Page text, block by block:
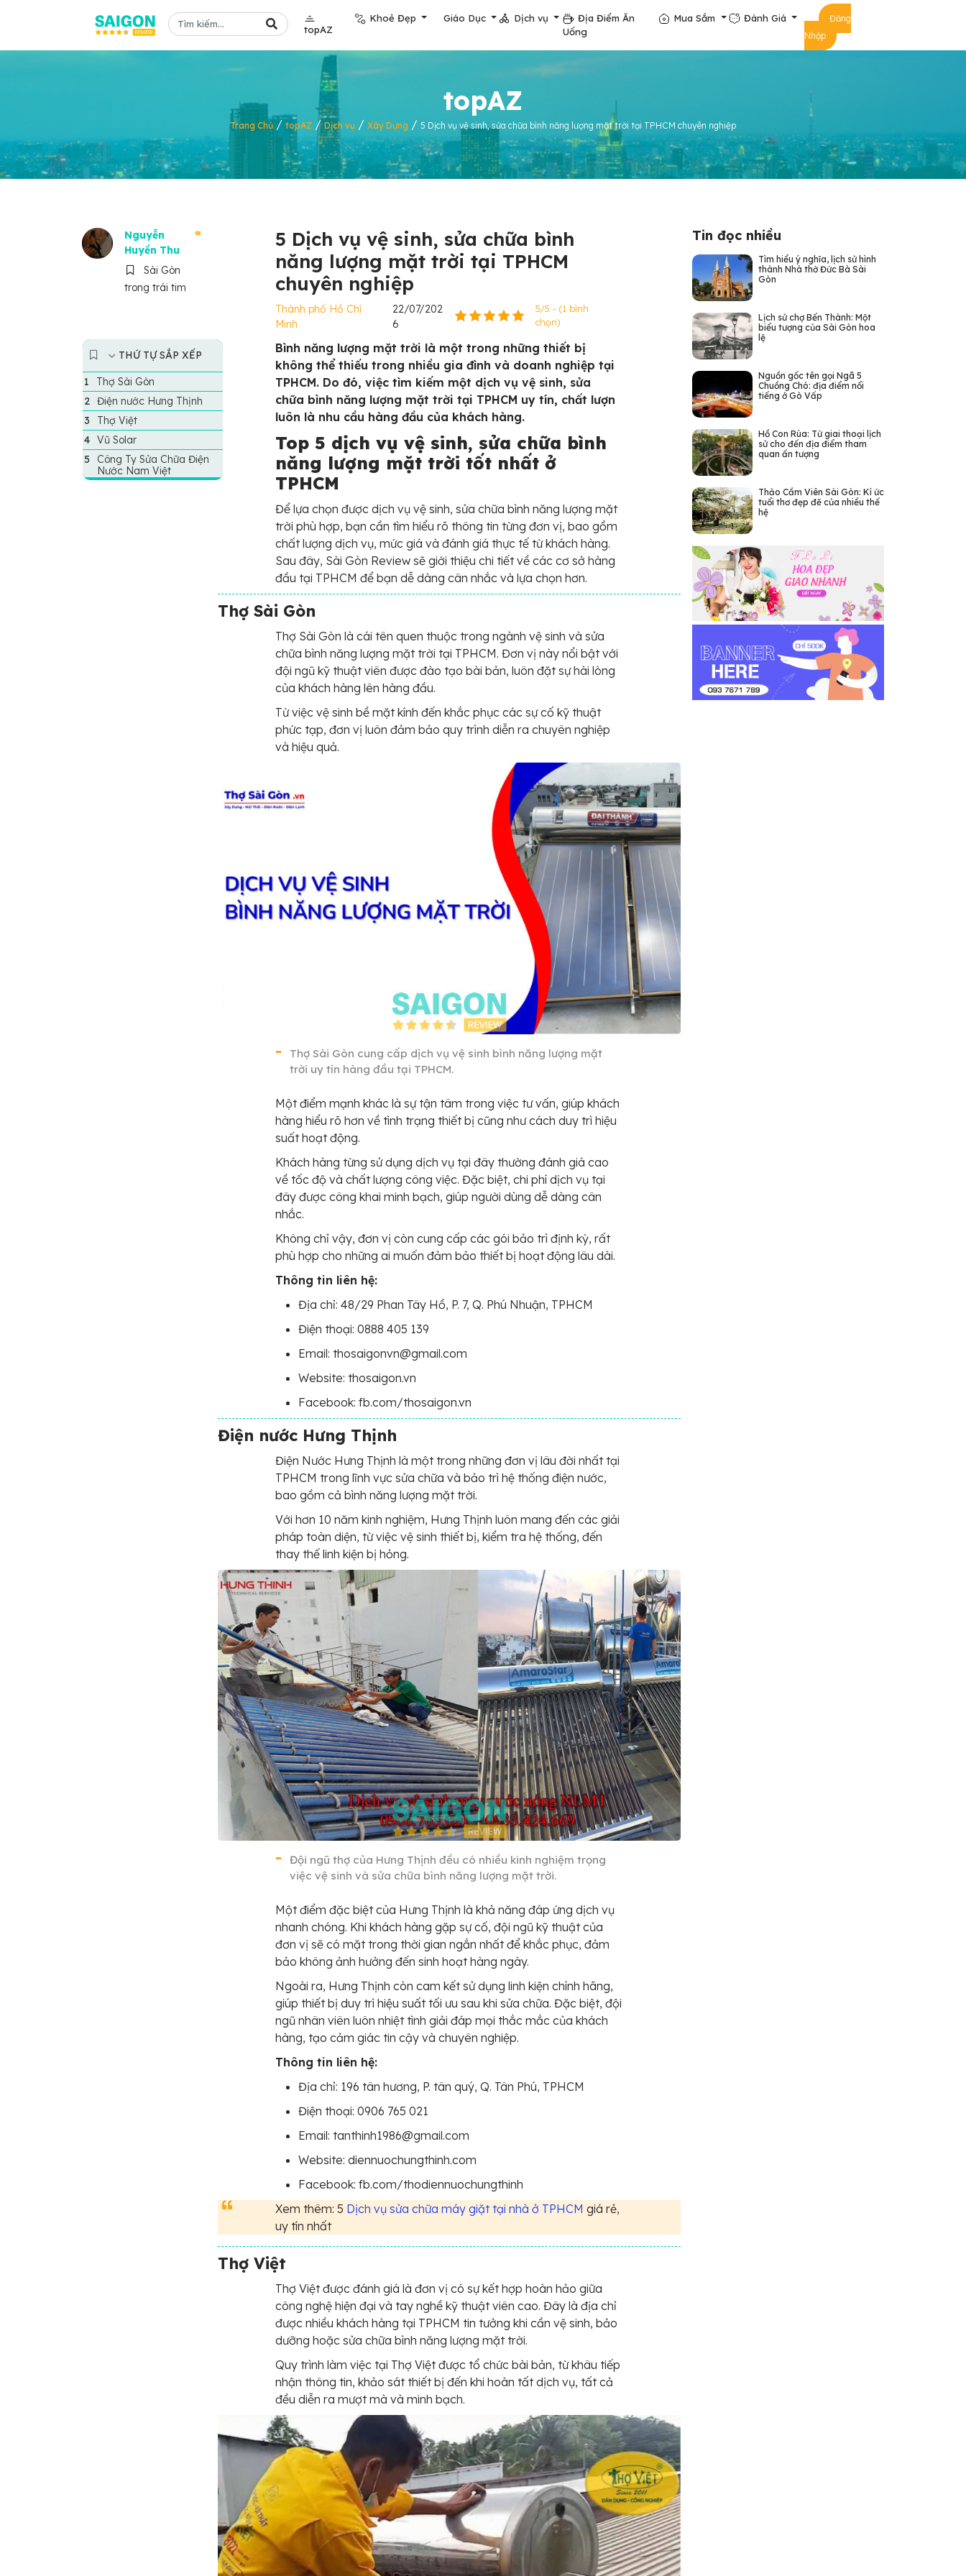
topAZ
Khoẻ Đẹp Giáo Dục Dịch vụ
Địa Điểm Ăn
Uống
Mua Sắm Đánh Giá
Đăng
Nhập
topAZ
Trang Chủ / topAZ /Dịch vụ / Xây Dựng / 5 Dịch vụ vệ sinh, sửa chữa bình năng lượng mặt trời tại TPHCM chuyên nghiệp
Nguyễn
Huyền Thu
Sài Gòn
trong trái tim
5 Dịch vụ vệ sinh, sửa chữa bình
năng lượng mặt trời tại TPHCM
chuyên nghiệp
Thành phố Hồ Chí
Minh
22/07/202
6
5/5 - (1 bình
chọn)
THỨ TỰ SẮP XẾP
Thợ Sài Gòn
Điện nước Hưng Thịnh
Thợ Việt
Vũ Solar
Công Ty Sửa Chữa Điện
Nước Nam Việt
Bình năng lượng mặt trời là một trong những thiết bị
không thể thiếu trong nhiều gia đình và doanh nghiệp tại
TPHCM. Do đó, việc tìm kiếm một dịch vụ vệ sinh, sửa
chữa bình năng lượng mặt trời tại TPHCM uy tín, chất lượn
luôn là nhu cầu hàng đầu của khách hàng.
Top 5 dịch vụ vệ sinh, sửa chữa bình
năng lượng mặt trời tốt nhất ở
TPHCM
Để lựa chọn được dịch vụ vệ sinh, sửa chữa bình năng lượng mặt
trời phù hợp, bạn cần tìm hiểu rõ thông tin từng đơn vị, bao gồm
chất lượng dịch vụ, mức giá và đánh giá thực tế từ khách hàng.
Sau đây, Sài Gòn Review sẽ giới thiệu chi tiết về các cơ sở hàng
đầu tại TPHCM để bạn dễ dàng cân nhắc và lựa chọn hơn.
Thợ Sài Gòn
Thợ Sài Gòn là cái tên quen thuộc trong ngành vệ sinh và sửa
chữa bình năng lượng mặt trời tại TPHCM. Đơn vị này nổi bật với
đội ngũ kỹ thuật viên được đào tạo bài bản, luôn đặt sự hài lòng
của khách hàng lên hàng đầu.
Từ việc vệ sinh bề mặt kính đến khắc phục các sự cố kỹ thuật
phức tạp, đơn vị luôn đảm bảo quy trình diễn ra chuyên nghiệp
và hiệu quả.
Thợ Sài Gòn cung cấp dịch vụ vệ sinh bình năng lượng mặt
trời uy tín hàng đầu tại TPHCM.
Một điểm mạnh khác là sự tận tâm trong việc tư vấn, giúp khách
hàng hiểu rõ hơn về tình trạng thiết bị cũng như cách duy trì hiệu
suất hoạt động.
Khách hàng từng sử dụng dịch vụ tại đây thường đánh giá cao
về tốc độ và chất lượng công việc. Đặc biệt, chi phí dịch vụ tại
đây được công khai minh bạch, giúp người dùng dễ dàng cân
nhắc.
Không chỉ vậy, đơn vị còn cung cấp các gói bảo trì định kỳ, rất
phù hợp cho những ai muốn đảm bảo thiết bị hoạt động lâu dài.
Thông tin liên hệ:
Địa chỉ: 48/29 Phan Tây Hồ, P. 7, Q. Phú Nhuận, TPHCM
Điện thoại: 0888 405 139
Email: thosaigonvn@gmail.com
Website: thosaigon.vn
Facebook: fb.com/thosaigon.vn
Điện nước Hưng Thịnh
Điện Nước Hưng Thịnh là một trong những đơn vị lâu đời nhất tại
TPHCM trong lĩnh vực sửa chữa và bảo trì hệ thống điện nước,
bao gồm cả bình năng lượng mặt trời.
Với hơn 10 năm kinh nghiệm, Hưng Thịnh luôn mang đến các giải
pháp toàn diện, từ việc vệ sinh thiết bị, kiểm tra hệ thống, đến
thay thế linh kiện bị hỏng.
Đội ngũ thợ của Hưng Thịnh đều có nhiều kinh nghiệm trọng
việc vệ sinh và sửa chữa bình năng lượng mặt trời.
Một điểm đặc biệt của Hưng Thịnh là khả năng đáp ứng dịch vụ
nhanh chóng. Khi khách hàng gặp sự cố, đội ngũ kỹ thuật của
đơn vị sẽ có mặt trong thời gian ngắn nhất để khắc phục, đảm
bảo không ảnh hưởng đến sinh hoạt hàng ngày.
Ngoài ra, Hưng Thịnh còn cam kết sử dụng linh kiện chính hãng,
giúp thiết bị duy trì hiệu suất tối ưu sau khi sửa chữa. Đặc biệt, đội
ngũ nhân viên luôn nhiệt tình giải đáp mọi thắc mắc của khách
hàng, tạo cảm giác tin cậy và chuyên nghiệp.
Thông tin liên hệ:
Địa chỉ: 196 tân hương, P. tân quý, Q. Tân Phú, TPHCM
Điện thoại: 0906 765 021
Email: tanthinh1986@gmail.com
Website: diennuochungthinh.com
Facebook: fb.com/thodiennuochungthinh
Xem thêm: 5 Dịch vụ sửa chữa máy giặt tại nhà ở TPHCM giá rẻ,
uy tín nhất
Thợ Việt
Thợ Việt được đánh giá là đơn vị có sự kết hợp hoàn hảo giữa
công nghệ hiện đại và tay nghề kỹ thuật viên cao. Đây là địa chỉ
được nhiều khách hàng tại TPHCM tin tưởng khi cần vệ sinh, bảo
dưỡng hoặc sửa chữa bình năng lượng mặt trời.
Quy trình làm việc tại Thợ Việt được tổ chức bài bản, từ khâu tiếp
nhận thông tin, khảo sát thiết bị đến khi hoàn tất dịch vụ, tất cả
đều diễn ra mượt mà và minh bạch.
Tin đọc nhiều
Tìm hiểu ý nghĩa, lịch sử hình
thành Nhà thờ Đức Bà Sài
Gòn
Lịch sử chợ Bến Thành: Một
biểu tượng của Sài Gòn hoa
lệ
Nguồn gốc tên gọi Ngã 5
Chuồng Chó: địa điểm nổi
tiếng ở Gò Vấp
Hồ Con Rùa: Từ giai thoại lịch
sử cho đến địa điểm tham
quan ấn tượng
Thảo Cầm Viên Sài Gòn: Kí ức
tuổi thơ đẹp đẽ của nhiều thế
hệ